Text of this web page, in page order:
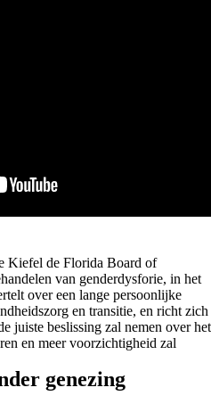
Kiefel de Florida Board of
van genderdysforie, in het
over een lange persoonlijke
en transitie, en richt zich
juiste beslissing zal nemen over het
en meer voorzichtigheid zal
genezing